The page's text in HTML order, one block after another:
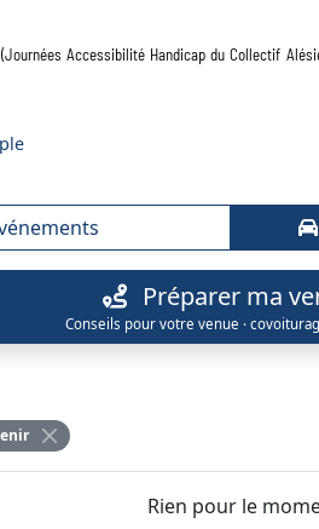
(Journées Accessibilité Handicap du Collectif